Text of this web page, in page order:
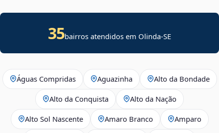
35bairros atendidos em Olinda-SE
Águas Compridas Aguazinha Alto da Bondade
Alto da Conquista Alto da Nação
Alto Sol Nascente Amaro Branco Amparo